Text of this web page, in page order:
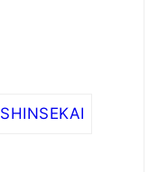
SHINSEKAI